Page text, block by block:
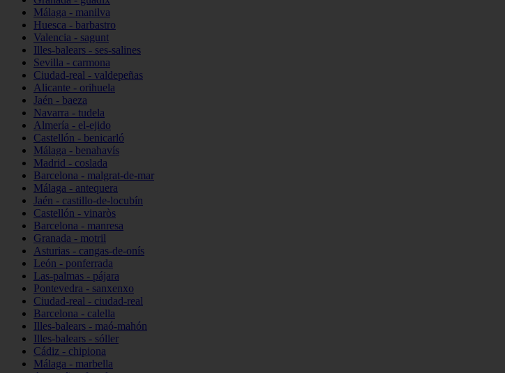
Málaga - manilva
Huesca - barbastro
Valencia - sagunt
Illes-balears - ses-salines
Sevilla - carmona
Ciudad-real - valdepeñas
Alicante - orihuela
Jaén - baeza
Navarra - tudela
Almería - el-ejido
Castellón - benicarló
Málaga - benahavís
Madrid - coslada
Barcelona - malgrat-de-mar
Málaga - antequera
Jaén - castillo-de-locubín
Castellón - vinaròs
Barcelona - manresa
Granada - motril
Asturias - cangas-de-onís
León - ponferrada
Las-palmas - pájara
Pontevedra - sanxenxo
Ciudad-real - ciudad-real
Barcelona - calella
Illes-balears - maó-mahón
Illes-balears - sóller
Cádiz - chipiona
Málaga - marbella